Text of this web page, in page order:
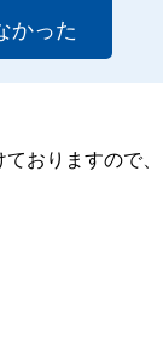
かった
ておりますので